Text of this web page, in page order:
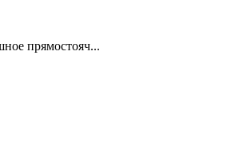
прямостояч...